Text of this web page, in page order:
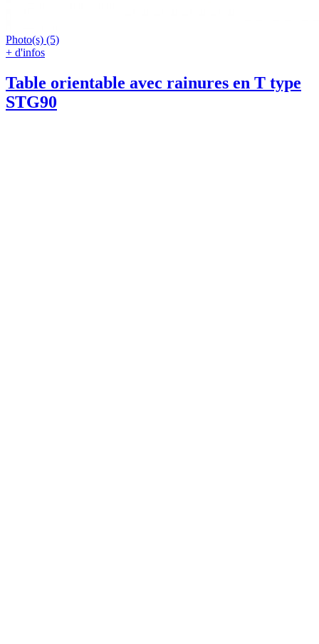
Photo(s) (5)
+ d'infos
Table orientable avec rainures en T type
STG90